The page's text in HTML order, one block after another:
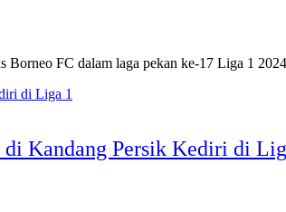
FC dalam laga pekan ke-17 Liga 1
Kandang Persik Kediri di